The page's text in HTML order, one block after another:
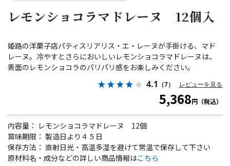
レモンショコラマドレーヌ 12個入
姫路の洋菓子店パティスリアリス・エ・レーヌが手掛ける、マド
レーヌ。冷やすとさらにおいしいレモンショコラマドレーヌは、
表面のレモンショコラのパリパリ感をお楽しみください。
4.1 （7） レビューを見る
5,368円（税込）
内容量： レモンショコラマドレーヌ 12個
賞味期限： 製造日より４５日
保存方法： 直射日光・高温多湿を避けて常温で保存して下さい
原材料名・成分などの詳しい商品情報はこちら